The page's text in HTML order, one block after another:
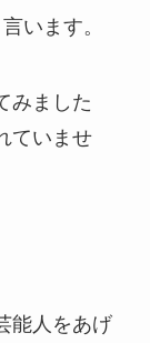
います。
みました
ていませ
能人をあげ